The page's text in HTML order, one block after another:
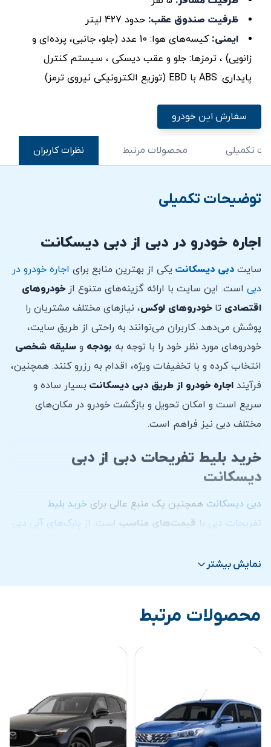
ظرفیت صندوق عقب: حدود 427 لیتر
ایمنی:
کیسه‌های هوا: 10 عدد (جلو، جانبی، پرده‌ای و
زانویی) ، ترمزها: جلو و عقب دیسکی ، سیستم کنترل
پایداری: ABS با EBD (توزیع الکترونیکی نیروی ترمز)
سفارش این خودرو
تکمیلی محصولات مرتبط نظرات کاربران
توضیحات تکمیلی
اجاره خودرو در دبی از دبی دیسکانت
سایت دبی دیسکانت یکی از بهترین منابع برای اجاره خودرو در
دبی است. این سایت با ارائه گزینه‌های متنوع ازخودروهای
اقتصادی تاخودروهای لوکس، نیازهای مختلف مشتریان را
پوشش می‌دهد. کاربران می‌توانند به راحتی از طریق سایت،
خودروهای مورد نظر خود را با توجه به بودجه و سلیقه شخصی
انتخاب کرده و با تخفیفات ویژه، اقدام به رزرو کنند. همچنین،
فرآیند اجاره خودرو از طریق دبی دیسکانت بسیار ساده و
سریع است و امکان تحویل و بازگشت خودرو در مکان‌های
مختلف دبی نیز فراهم است.
خرید بلیط تفریحات دبی از دبی
دیسکانت
دبی دیسکانت همچنین یک منبع عالی برای خرید بلیط
تفریحات دبی با قیمت‌های مناسب است. از پارک‌های آبی دبی
بازدید از برج خلیفه
از تجربه‌ای بدون دغدغه و اقتصادی در دبی لذت ببرند.
مزایای استفاده از سایت دبی دیسکانت
تفریحات دبی، مزایای زیادی دارد. این سایت با ارائه
قیمت‌های رقابتیوتخفیفات ویژه، به شما کمک می‌کند تا
هزینه‌های سفر خود را به طور قابل توجهی کاهش دهید. علاوه
نمایش بیشتر
محصولات مرتبط